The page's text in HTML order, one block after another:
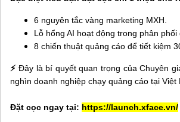
6 nguyên tắc vàng marketing MXH.
Lỗ hổng AI hoạt động trong phân phối
8 chiến thuật quảng cáo để tiết kiệm
⚡ Đây là bí quyết quan trọng của Chuyên
nghìn doanh nghiệp chạy quảng cáo tại Việt
Đặt cọc ngay tại: https://launch.xface.vn/